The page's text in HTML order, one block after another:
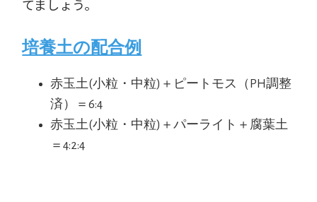
てましょう。
培養土の配合例
赤玉土(小粒・中粒)＋ピートモス（PH調整
済）＝6:4
赤玉土(小粒・中粒)＋パーライト＋腐葉土
＝4:2:4